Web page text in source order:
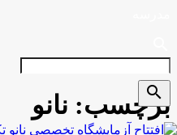
برچسب: نانو search